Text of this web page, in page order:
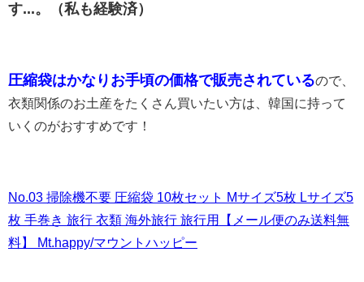
す...。（私も経験済）
圧縮袋はかなりお手頃の価格で販売されているので、
衣類関係のお土産をたくさん買いたい方は、韓国に持って
いくのがおすすめです！
No.03 掃除機不要 圧縮袋 10枚セット Mサイズ5枚 Lサイズ5
枚 手巻き 旅行 衣類 海外旅行 旅行用【メール便のみ送料無
料】 Mt.happy/マウントハッピー